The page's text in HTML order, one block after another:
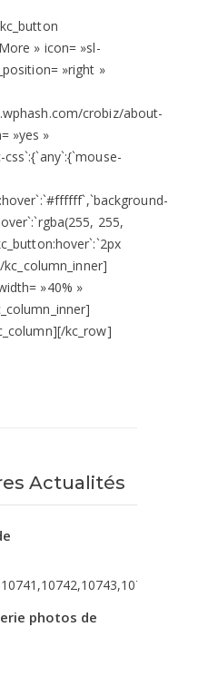
» icon= »sl-
»right »
crobiz/about-
»yes »
255,
»40% »
kc_row]
Actualités
photos de